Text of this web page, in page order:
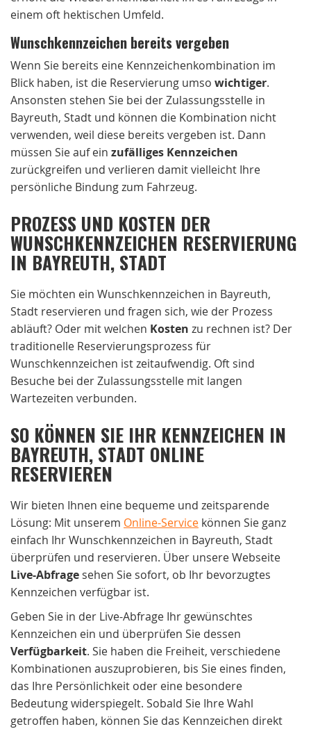
einem oft hektischen Umfeld.
Wunschkennzeichen bereits vergeben
Wenn Sie bereits eine Kennzeichenkombination im
Blick haben, ist die Reservierung umso wichtiger.
Ansonsten stehen Sie bei der Zulassungsstelle in
Bayreuth, Stadt und können die Kombination nicht
verwenden, weil diese bereits vergeben ist. Dann
müssen Sie auf ein zufälliges Kennzeichen
zurückgreifen und verlieren damit vielleicht Ihre
persönliche Bindung zum Fahrzeug.
PROZESS UND KOSTEN DER
WUNSCHKENNZEICHEN RESERVIERUNG
IN BAYREUTH, STADT
Sie möchten ein Wunschkennzeichen in Bayreuth,
Stadt reservieren und fragen sich, wie der Prozess
abläuft? Oder mit welchen Kosten zu rechnen ist? Der
traditionelle Reservierungsprozess für
Wunschkennzeichen ist zeitaufwendig. Oft sind
Besuche bei der Zulassungsstelle mit langen
Wartezeiten verbunden.
SO KÖNNEN SIE IHR KENNZEICHEN IN
BAYREUTH, STADT ONLINE
RESERVIEREN
Wir bieten Ihnen eine bequeme und zeitsparende
Lösung: Mit unserem Online-Service können Sie ganz
einfach Ihr Wunschkennzeichen in Bayreuth, Stadt
überprüfen und reservieren. Über unsere Webseite
Live-Abfrage sehen Sie sofort, ob Ihr bevorzugtes
Kennzeichen verfügbar ist.
Geben Sie in der Live-Abfrage Ihr gewünschtes
Kennzeichen ein und überprüfen Sie dessen
Verfügbarkeit. Sie haben die Freiheit, verschiedene
Kombinationen auszuprobieren, bis Sie eines finden,
das Ihre Persönlichkeit oder eine besondere
Bedeutung widerspiegelt. Sobald Sie Ihre Wahl
getroffen haben, können Sie das Kennzeichen direkt